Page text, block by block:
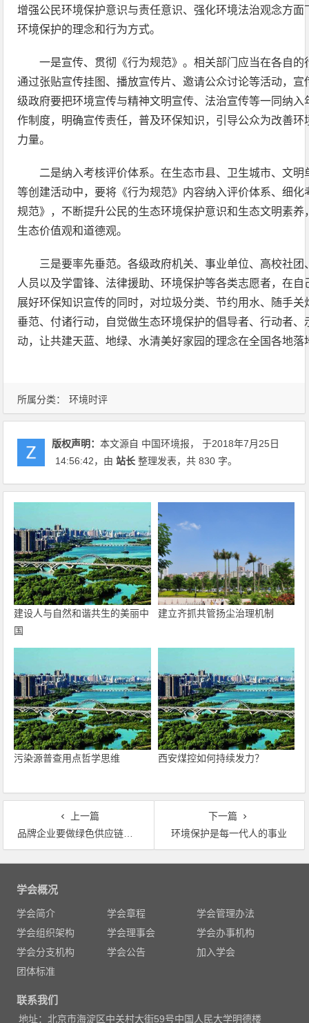
所属分类： 环境时评
增强公民环境保护意识与责任意识、强化环境法治观念方
环境保护的理念和行为方式。
一是宣传、贯彻《行为规范》。相关部门应当在各自
通过张贴宣传挂图、播放宣传片、邀请公众讨论等活动，
级政府要把环境宣传与精神文明宣传、法治宣传等一同纳
作制度，明确宣传责任，普及环保知识，引导公众为改善
力量。
二是纳入考核评价体系。在生态市县、卫生城市、文
等创建活动中，要将《行为规范》内容纳入评价体系、细
规范》，不断提升公民的生态环境保护意识和生态文明素
生态价值观和道德观。
三是要率先垂范。各级政府机关、事业单位、高校社
人员以及学雷锋、法律援助、环境保护等各类志愿者，在
展好环保知识宣传的同时，对垃圾分类、节约用水、随手
垂范、付诸行动，自觉做生态环境保护的倡导者、行动者
动，让共建天蓝、地绿、水清美好家园的理念在全国各地落
版权声明：本文源自 中国环境报， 于2018年7月25日
14:56:42，由站长 整理发表，共 830 字。
建设人与自然和谐共生的美丽中
国
建立齐抓共管扬尘治理机制
污染源普查用点哲学思维 西安煤控如何持续发力？
上一篇
品牌企业要做绿色供应链先行者
下一篇
环境保护是每一代人的事业
文
学会概况
学会简介 学会章程
学会管理办法
学会组织架构
学会理事会
学会办事机构
学会分支机构
学会公告
加入学会
团体标准
联系我们
地址：北京市海淀区中关村大街59号中国人民大学明德楼